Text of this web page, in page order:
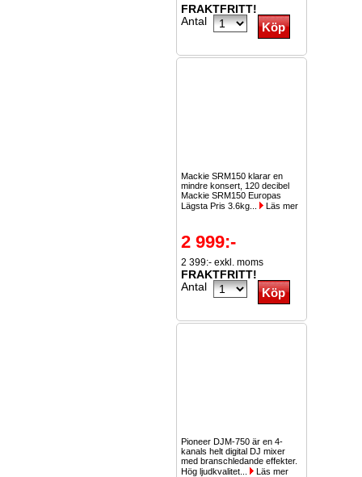
FRAKTFRITT!
Antal
Mackie SRM150 klarar en
mindre konsert, 120 decibel
Mackie SRM150 Europas
Lägsta Pris 3.6kg...
Läs mer
2 999:-
2 399:- exkl. moms
FRAKTFRITT!
Antal
Pioneer DJM-750 är en 4-
kanals helt digital DJ mixer
med branschledande effekter.
Hög ljudkvalitet...
Läs mer